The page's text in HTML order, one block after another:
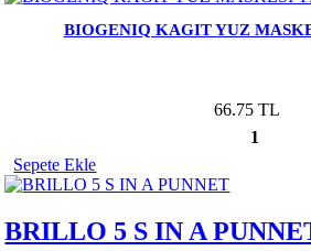
BIOGENIQ KAGIT YUZ
66.75 TL
1
Sepete Ekle
BRILLO 5 S IN A